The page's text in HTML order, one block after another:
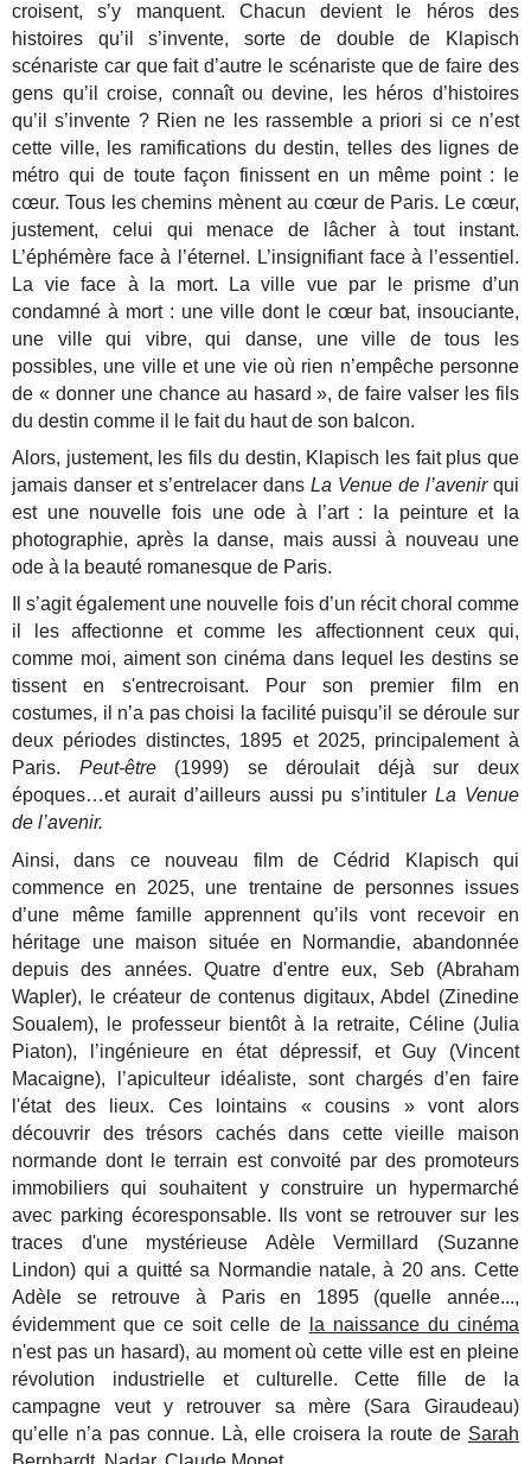
croisent, s’y manquent. Chacun devient le héros des
histoires qu’il s’invente, sorte de double de Klapisch
scénariste car que fait d’autre le scénariste que de faire des
gens qu’il croise, connaît ou devine, les héros d’histoires
qu’il s’invente ? Rien ne les rassemble a priori si ce n’est
cette ville, les ramifications du destin, telles des lignes de
métro qui de toute façon finissent en un même point : le
cœur. Tous les chemins mènent au cœur de Paris. Le cœur,
justement, celui qui menace de lâcher à tout instant.
L’éphémère face à l’éternel. L’insignifiant face à l’essentiel.
La vie face à la mort. La ville vue par le prisme d’un
condamné à mort : une ville dont le cœur bat, insouciante,
une ville qui vibre, qui danse, une ville de tous les
possibles, une ville et une vie où rien n’empêche personne
de « donner une chance au hasard », de faire valser les fils
du destin comme il le fait du haut de son balcon.
Alors, justement, les fils du destin, Klapisch les fait plus que
jamais danser et s’entrelacer dans La Venue de l’avenirqui
est une nouvelle fois une ode à l’art : la peinture et la
photographie, après la danse, mais aussi à nouveau une
ode à la beauté romanesque de Paris.
Il s’agit également une nouvelle fois d’un récit choral comme
il les affectionne et comme les affectionnent ceux qui,
comme moi, aiment son cinéma dans lequel les destins se
tissent en s'entrecroisant. Pour son premier film en
costumes, il n’a pas choisi la facilité puisqu’il se déroule sur
deux périodes distinctes, 1895 et 2025, principalement à
Paris. Peut-être(1999) se déroulait déjà sur deux
époques…et aurait d’ailleurs aussi pu s’intitulerLa Venue
de l’avenir.
Ainsi, dans ce nouveau film de Cédrid Klapisch qui
commence en 2025, une trentaine de personnes issues
d’une même famille apprennent qu’ils vont recevoir en
héritage une maison située en Normandie, abandonnée
depuis des années. Quatre d'entre eux, Seb (Abraham
Wapler), le créateur de contenus digitaux, Abdel (Zinedine
Soualem), le professeur bientôt à la retraite, Céline (Julia
Piaton), l’ingénieure en état dépressif, et Guy (Vincent
Macaigne), l’apiculteur idéaliste, sont chargés d’en faire
l'état des lieux. Ces lointains « cousins » vont alors
découvrir des trésors cachés dans cette vieille maison
normande dont le terrain est convoité par des promoteurs
immobiliers qui souhaitent y construire un hypermarché
avec parking écoresponsable. Ils vont se retrouver sur les
traces d'une mystérieuse Adèle Vermillard (Suzanne
Lindon) qui a quitté sa Normandie natale, à 20 ans. Cette
Adèle se retrouve à Paris en 1895 (quelle année...,
évidemment que ce soit celle de
la naissance du cinéma
n'est pas un hasard), au moment où cette ville est en pleine
révolution industrielle et culturelle. Cette fille de la
campagne veut y retrouver sa mère (Sara Giraudeau)
qu’elle n’a pas connue. Là, elle croisera la route de Sarah